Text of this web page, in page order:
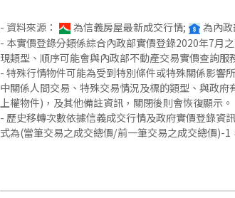
- 資料來源： 為信義房屋最新成交行情; 為內
- 本實價登錄分類係綜合內政部實價登錄2020年7月
現類型、順序可能會與內政部不動產交易實價查詢服
- 特殊行情物件可能為受到特別條件或特殊關係影響
中關係人間交易、特殊交易情況及標的類型、與政
上權物件)，及其他備註資訊，關閉後則會恢復顯示。
- 歷史移轉次數依據信義成交行情及政府實價登錄資
式為(當筆交易之成交總價/前一筆交易之成交總價)-